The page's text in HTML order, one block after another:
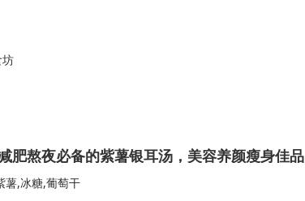
肥熬夜必备的紫薯银耳汤，美容养颜瘦身佳品
薯,冰糖,葡萄干